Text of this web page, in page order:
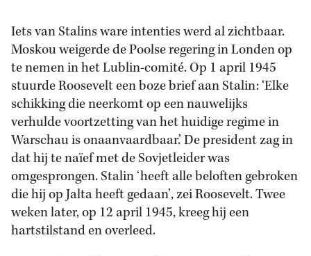
Iets van Stalins ware intenties werd al zichtbaar.
Moskou weigerde de Poolse regering in Londen op
te nemen in het Lublin-comité. Op 1 april 1945
stuurde Roosevelt een boze brief aan Stalin: ‘Elke
schikking die neerkomt op een nauwelijks
verhulde voortzetting van het huidige regime in
Warschau is onaanvaardbaar.’ De president zag in
dat hij te naïef met de Sovjetleider was
omgesprongen. Stalin ‘heeft alle beloften gebroken
die hij op Jalta heeft gedaan’, zei Roosevelt. Twee
weken later, op 12 april 1945, kreeg hij een
hartstilstand en overleed.